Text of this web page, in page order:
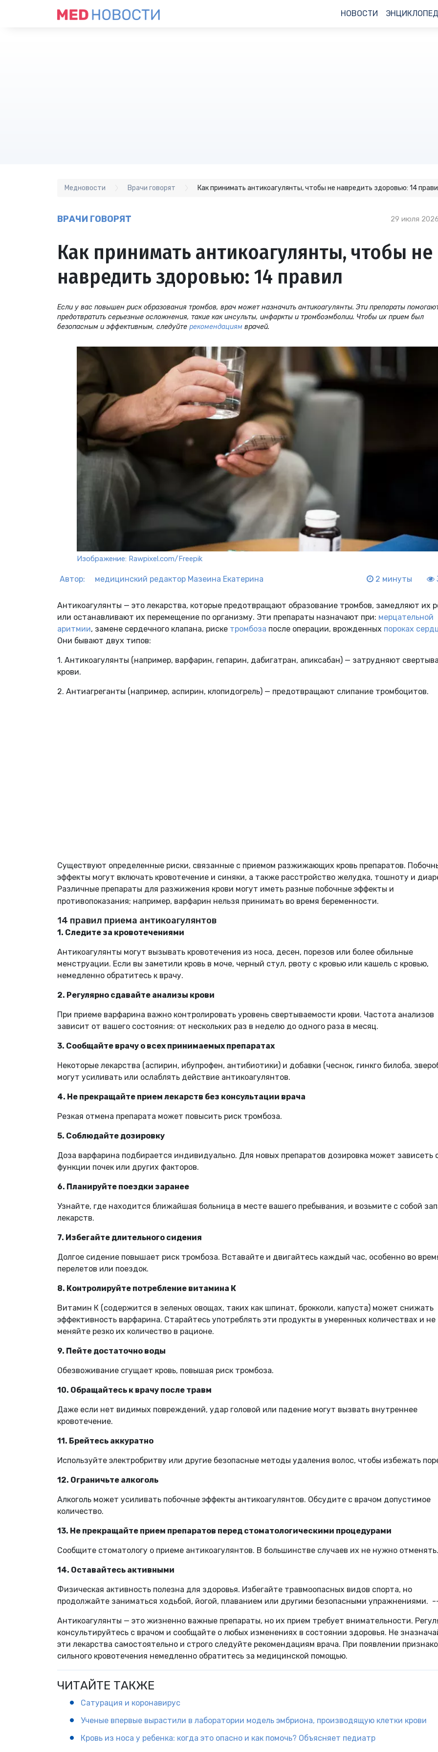
НОВОСТИ
Медновости Врачи говорят Как принимать антикоагулянты, чтобы не навредить здоровью: 14
ВРАЧИ ГОВОРЯТ 29 июля
Как принимать антикоагулянты, чтобы не
навредить здоровью: 14 правил
Если у вас повышен риск образования тромбов, врач может назначить антикоагулянты. Эти препараты
предотвратить серьезные осложнения, такие как инсульты, инфаркты и тромбоэмболии. Чтобы их прием был
безопасным и эффективным, следуйте рекомендациям врачей.
Изображение: Rawpixel.com/Freepik
Автор: медицинский редактор Мазеина Екатерина 2 минуты
Антикоагулянты — это лекарства, которые предотвращают образование тромбов, замедляют их
или останавливают их перемещение по организму. Эти препараты назначают при: мерцательной
аритмии, замене сердечного клапана, риске тромбоза после операции, врожденных пороках
Они бывают двух типов:
1. Антикоагулянты (например, варфарин, гепарин, дабигатран, апиксабан) — затрудняют
крови.
2. Антиагреганты (например, аспирин, клопидогрель) — предотвращают слипание тромбоцитов.
Существуют определенные риски, связанные с приемом разжижающих кровь препаратов.
эффекты могут включать кровотечение и синяки, а также расстройство желудка, тошноту и
Различные препараты для разжижения крови могут иметь разные побочные эффекты и
противопоказания; например, варфарин нельзя принимать во время беременности.
14 правил приема антикоагулянтов
1. Следите за кровотечениями
Антикоагулянты могут вызывать кровотечения из носа, десен, порезов или более обильные
менструации. Если вы заметили кровь в моче, черный стул, рвоту с кровью или кашель с кровью,
немедленно обратитесь к врачу.
2. Регулярно сдавайте анализы крови
При приеме варфарина важно контролировать уровень свертываемости крови. Частота анализов
зависит от вашего состояния: от нескольких раз в неделю до одного раза в месяц.
3. Сообщайте врачу о всех принимаемых препаратах
Некоторые лекарства (аспирин, ибупрофен, антибиотики) и добавки (чеснок, гинкго билоба,
могут усиливать или ослаблять действие антикоагулянтов.
4. Не прекращайте прием лекарств без консультации врача
Резкая отмена препарата может повысить риск тромбоза.
5. Соблюдайте дозировку
Доза варфарина подбирается индивидуально. Для новых препаратов дозировка может зависеть
функции почек или других факторов.
6. Планируйте поездки заранее
Узнайте, где находится ближайшая больница в месте вашего пребывания, и возьмите с собой
лекарств.
7. Избегайте длительного сидения
Долгое сидение повышает риск тромбоза. Вставайте и двигайтесь каждый час, особенно во
перелетов или поездок.
8. Контролируйте потребление витамина К
Витамин К (содержится в зеленых овощах, таких как шпинат, брокколи, капуста) может снижать
эффективность варфарина. Старайтесь употреблять эти продукты в умеренных количествах и не
меняйте резко их количество в рационе.
9. Пейте достаточно воды
Обезвоживание сгущает кровь, повышая риск тромбоза.
10. Обращайтесь к врачу после травм
Даже если нет видимых повреждений, удар головой или падение могут вызвать внутреннее
кровотечение.
11. Брейтесь аккуратно
Используйте электробритву или другие безопасные методы удаления волос, чтобы избежать
12. Ограничьте алкоголь
Алкоголь может усиливать побочные эффекты антикоагулянтов. Обсудите с врачом допустимое
количество.
13. Не прекращайте прием препаратов перед стоматологическими процедурами
Сообщите стоматологу о приеме антикоагулянтов. В большинстве случаев их не нужно отменять.
14. Оставайтесь активными
Физическая активность полезна для здоровья. Избегайте травмоопасных видов спорта, но
продолжайте заниматься ходьбой, йогой, плаванием или другими безопасными упражнениями.
Антикоагулянты — это жизненно важные препараты, но их прием требует внимательности.
консультируйтесь с врачом и сообщайте о любых изменениях в состоянии здоровья. Не
эти лекарства самостоятельно и строго следуйте рекомендациям врача. При появлении
сильного кровотечения немедленно обратитесь за медицинской помощью.
ЧИТАЙТЕ ТАКЖЕ
Сатурация и коронавирус
Ученые впервые вырастили в лаборатории модель эмбриона, производящую клетки крови
Кровь из носа у ребенка: когда это опасно и как помочь? Объясняет педиатр